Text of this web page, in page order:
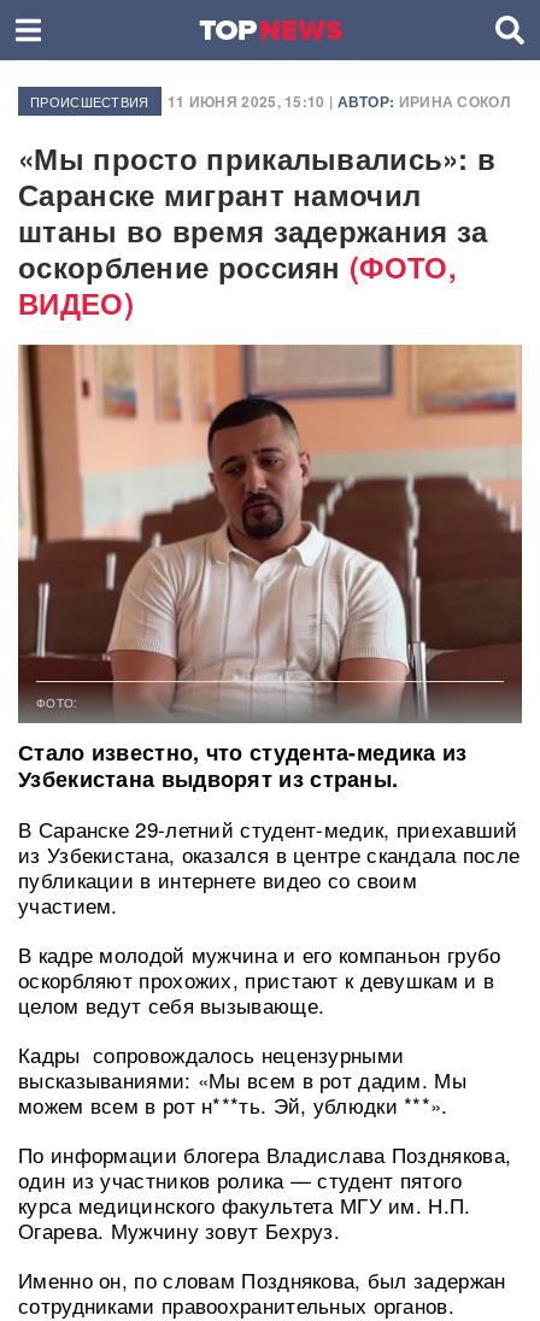
ПРОИСШЕСТВИЯ 11 ИЮНЯ 2025, 15:10 | АВТОР: ИРИНА СОКОЛ
«Мы просто прикалывались»: в
Саранске мигрант намочил
штаны во время задержания за
оскорбление россиян (ФОТО,
ВИДЕО)
ФОТО:
Стало известно, что студента-медика из
Узбекистана выдворят из страны.
В Саранске 29-летний студент-медик, приехавший
из Узбекистана, оказался в центре скандала после
публикации в интернете видео со своим
участием.
В кадре молодой мужчина и его компаньон грубо
оскорбляют прохожих, пристают к девушкам и в
целом ведут себя вызывающе.
Кадры сопровождалось нецензурными
высказываниями: «Мы всем в рот дадим. Мы
можем всем в рот н***ть. Эй, ублюдки ***».
По информации блогера Владислава Позднякова,
один из участников ролика — студент пятого
курса медицинского факультета МГУ им. Н.П.
Огарева. Мужчину зовут Бехруз.
Именно он, по словам Позднякова, был задержан
сотрудниками правоохранительных органов.